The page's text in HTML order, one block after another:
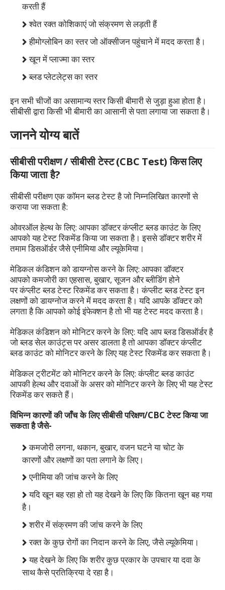
करती हैं
श्वेत रक्त कोशिकाएं जो संक्रमण से लड़ती हैं
हीमोग्लोबिन का स्तर जो ऑक्सीजन पहुंचाने में मदद करता है।
खून में प्लाज्मा का स्तर
ब्लड प्लेटलेट्स का स्तर
इन सभी चीजों का असामान्य स्तर किसी बीमारी से जुड़ा हुआ होता है।
सीबीसी द्वारा किसी भी बीमारी का आसानी से पता लगाया जा सकता है।
जानने योग्य बातें
सीबीसी परीक्षण / सीबीसी टेस्ट (CBC Test) किस लिए
किया जाता है?
सीबीसी परीक्षण एक कॉमन ब्लड टेस्ट है जो निम्नलिखित कारणों से
कराया जा सकता है:
ओवरऑल हेल्थ के लिए: आपका डॉक्टर कंप्लीट ब्लड काउंट के लिए
आपको यह टेस्ट रिकमेंड किया जा सकता है। इससे डॉक्टर शरीर में
तमाम डिसऑर्डर जैसे एनीमिया और ल्यूकेमिया।
मेडिकल कंडिशन को डायग्नोस करने के लिए: आपका डॉक्टर
आपको कमजोरी का एहसास, बुखार, सूजन और ब्लीडिंग होने
पर कंप्लीट ब्लड टेस्ट रिकमेंड कर सकता है। कंप्लीट ब्लड टेस्ट इन
लक्षणों को डायग्नोज करने में मदद करता है। यदि आपके डॉक्टर को
लगता है कि आपको कोई इंफेक्शन है तो भी यह टेस्ट मदद करता है।
मेडिकल कंडिशन को मोनिटर करने के लिए: यदि आप ब्लड डिसऑर्डर है
जो ब्लड सेल काउंट्स पर असर डालता है तो आपका डॉक्टर कंप्लीट
ब्लड काउंट को मोनिटर करने के लिए यह टेस्ट रिकमेंड कर सकता है।
मेडिकल ट्रीटमेंट को मोनिटर करने के लिए: कंप्लीट ब्लड काउंट
आपकी हेल्थ और दवाओं के असर को मोनिटर करने के लिए भी यह टेस्ट
रिकमेंड कर सकते हैं।
विभिन्न कारणों की जाँच के लिए सीबीसी परिक्षण/CBC टेस्ट किया जा
सकता है जैसे-
कमजोरी लगना, थकान, बुखार, वजन घटने या चोट के
कारणों और लक्षणों का पता लगाने के लिए।
एनीमिया की जांच करने के लिए
यदि खून बह रहा हो तो यह देखने के लिए कि कितना खून बह गया
है।
शरीर में संक्रमण की जांच करने के लिए
रक्त के कुछ रोगों का निदान करने के लिए, जैसे ल्यूकेमिया।
यह देखने के लिए कि शरीर कुछ प्रकार के उपचार या दवा के
साथ कैसे प्रतिक्रिया दे रहा है।